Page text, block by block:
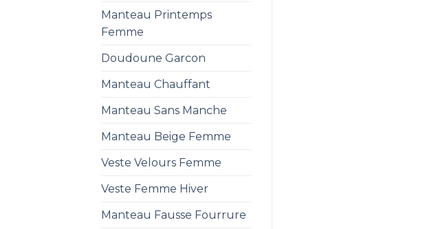
Manteau Printemps
Femme
Doudoune Garcon
Manteau Chauffant
Manteau Sans Manche
Manteau Beige Femme
Veste Velours Femme
Veste Femme Hiver
Manteau Fausse Fourrure